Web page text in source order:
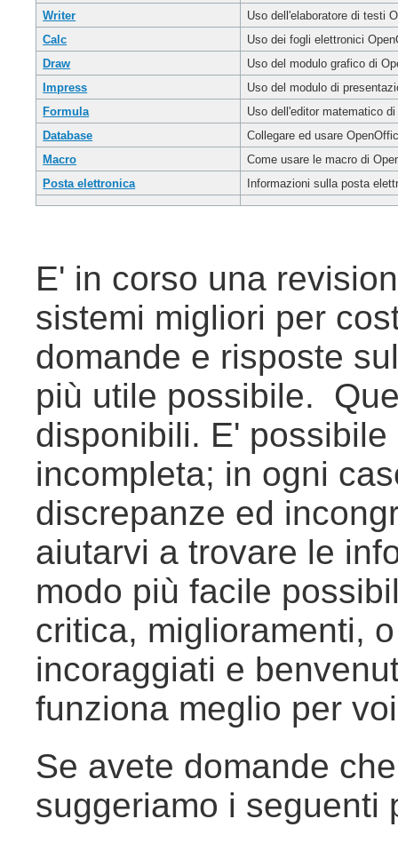
Writer
Uso dell'elaboratore di testi
Calc
Uso dei fogli elettronici
Draw
Uso del modulo grafico di
Impress
Uso del modulo di
Formula
Uso del l'editor matematico
Database
Collegare ed usare
Macro
Come usare le macro di
Posta elettronica
Informazioni sulla posta
E' in corso una
sistemi migliori per
domande e risposte
più utile possibile.
disponibili. E'
incompleta; in ogni
discrepanze ed
aiutarvi a trovare le
modo più facile
critica, miglioramenti,
incoraggiati e
funziona meglio per
Se avete domande
suggeriamo i seguenti